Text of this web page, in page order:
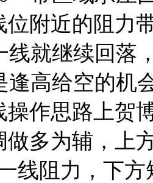
位附近的阻力
线就继续回落
逢高给空的机
操作思路上贺
做多为辅，上
线阻力，下